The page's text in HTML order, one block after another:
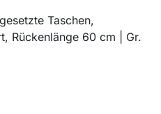
Taschen,
Rückenlänge 60 cm | Gr.